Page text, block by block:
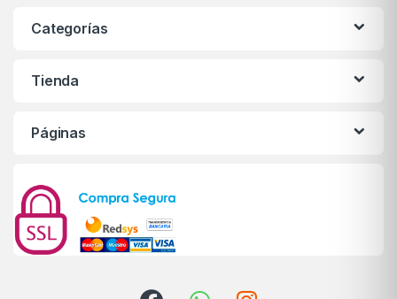
Categorías
Tienda
Páginas